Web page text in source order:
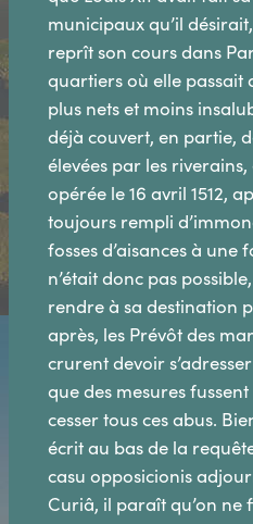
municipaux qu’il
reprît son cours dans
quartiers où elle passait
plus nets et moins
déjà couvert, en partie,
élevées par les
opérée le 16 avril 1512,
toujours rempli
fosses d’aisances à une
n’était donc pas
rendre à sa destination
après, les Prévôt des
crurent devoir
que des mesures
cesser tous ces abus.
écrit au bas de la
casu opposicionis
Curiâ, il paraît qu’on ne